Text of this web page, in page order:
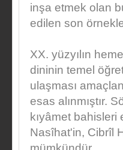
inşa etmek olan
edilen son
XX. yüzyılın
dininin temel
ulaşması
esas alınmıştır.
kıyâmet
Nasîhat'in, Cibrîl